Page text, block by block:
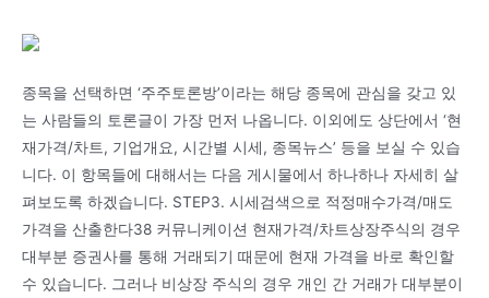
종목을 선택하면 ‘주주토론방’이라는 해당 종목에 관심을 갖고 있
는 사람들의 토론글이 가장 먼저 나옵니다. 이외에도 상단에서 ‘현
재가격/차트, 기업개요, 시간별 시세, 종목뉴스’ 등을 보실 수 있습
니다. 이 항목들에 대해서는 다음 게시물에서 하나하나 자세히 살
펴보도록 하겠습니다. STEP3. 시세검색으로 적정매수가격/매도
가격을 산출한다38 커뮤니케이션 현재가격/차트상장주식의 경우
대부분 증권사를 통해 거래되기 때문에 현재 가격을 바로 확인할
수 있습니다. 그러나 비상장 주식의 경우 개인 간 거래가 대부분이